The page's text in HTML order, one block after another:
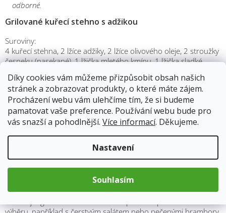
Díky cookies vám můžeme přizpůsobit obsah našich
stránek a zobrazovat produkty, o které máte zájem.
Procházení webu vám ulehčíme tím, že si budeme
pamatovat vaše preference. Používání webu bude pro
vás snazší a pohodlnější. Více informací. Děkujeme.
Nastavení
Souhlasím
odborné.
Grilované kuřecí stehno s adžikou
Suroviny:
4 kuřecí stehna, 2 lžíce adžiky, 2 lžíce olivového oleje, 2 stroužky
česneku (nasekané),1 lžička mletého kmínu,1 lžička sladké
Předehřejte gril na střední teplotu. Ve velké misce smíchejte
adžiku, olivový olej, nasekaný česnek, mletý kmín a sladkou
papriku. Dobře promíchejte, dokud nevznikne hladká pasta.
Kuřecí stehna opláchněte a osušte papírovým ubrouskem.
Osolte a opepřete kuřecí stehna podle své chuti. Položte stehna
na rozpálený gril a opékejte je přibližně 20-25 minut, obracejte
je pravidelně. Můžete je také grilovat na předehřáté pánvi.
Během grilování stehna pravidelně potírejte zbývající adžikovou
pastou, aby se chuť a aroma dostaly dovnitř masa.